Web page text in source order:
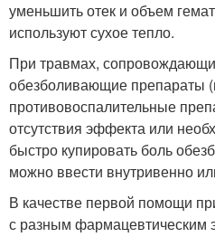
уменьшить отек и объем
используют сухое тепло.
При травмах,
обезболивающие препараты
противовоспалительные
отсутствия эффекта или
быстро купировать боль
можно ввести внутривенно
В качестве первой помощи
с разным фармацевтическим